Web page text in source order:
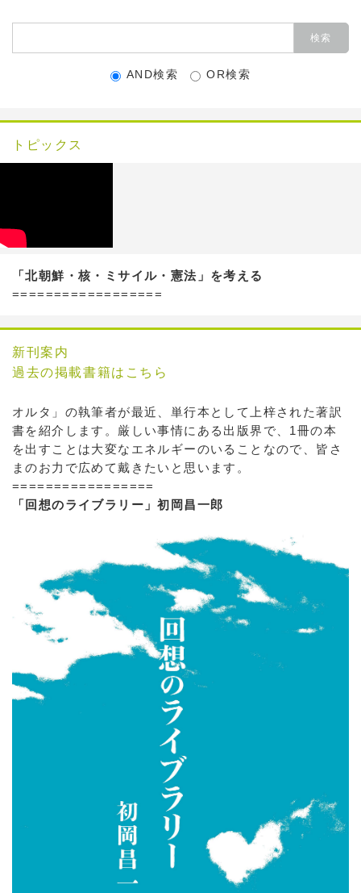
AND検索 OR検索
トピックス
「北朝鮮・核・ミサイル・憲法」を考える
==================
新刊案内
過去の掲載書籍はこちら
オルタ」の執筆者が最近、単行本として上梓された著訳
書を紹介します。厳しい事情にある出版界で、1冊の本
を出すことは大変なエネルギーのいることなので、皆さ
まのお力で広めて戴きたいと思います。
=================
「回想のライブラリー」初岡昌一郎